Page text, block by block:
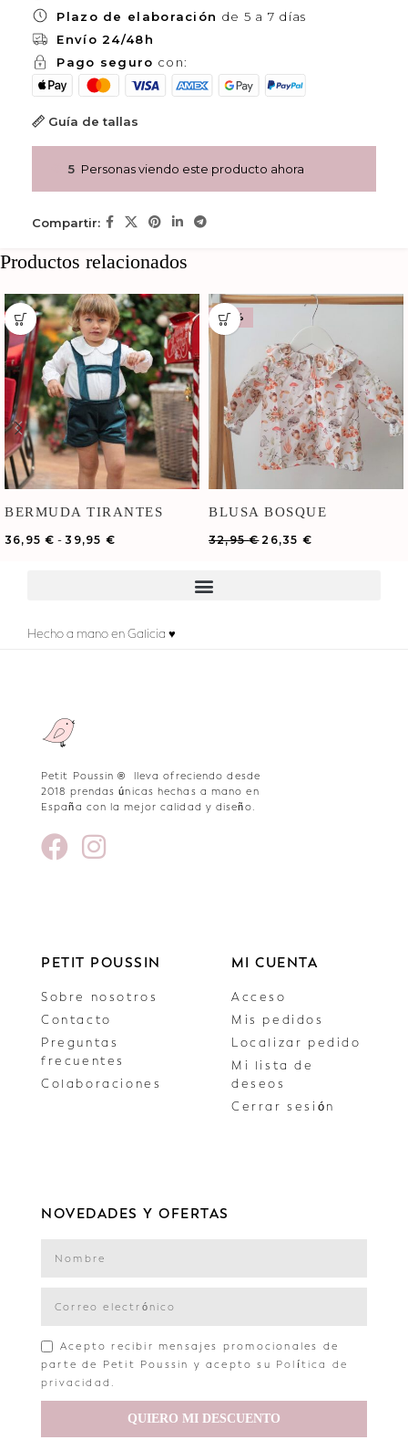
Plazo de elaboración de 5 a 7 días
Envío 24/48h
Pago seguro con:
Guía de tallas
5 Personas viendo este producto ahora
Compartir:
Productos relacionados
BERMUDA TIRANTES
36,95€ - 39,95 €
-20%
BLUSA BOSQUE
32,95€ 26,35 €
Hecho a mano en Galicia ♥
Petit Poussin ® lleva ofreciendo desde
2018 prendas únicas hechas a mano en
España con la mejor calidad y diseño.
PETIT POUSSIN
Sobre nosotros
Contacto
Preguntas
frecuentes
Colaboraciones
MI CUENTA
Acceso
Mis pedidos
Localizar pedido
Mi lista de
deseos
Cerrar sesión
NOVEDADES Y OFERTAS
Acepto recibir mensajes promocionales de
parte de Petit Poussin y acepto su Política de
privacidad .
QUIERO MI DESCUENTO